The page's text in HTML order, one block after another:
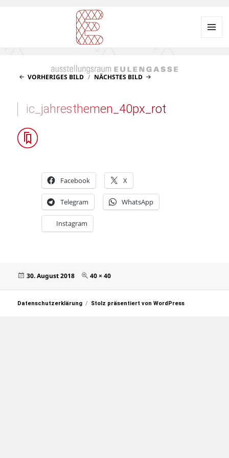
EULENGASSE
VORHERIGES BILD NÄCHSTES BILD
ic_jahresthemen_40px_rot
Facebook X
Telegram WhatsApp
Instagram
Veröffentlicht
30. August 2018 Originalgröße
40 × 40
Datenschutzerklärung Stolz präsentiert von WordPress